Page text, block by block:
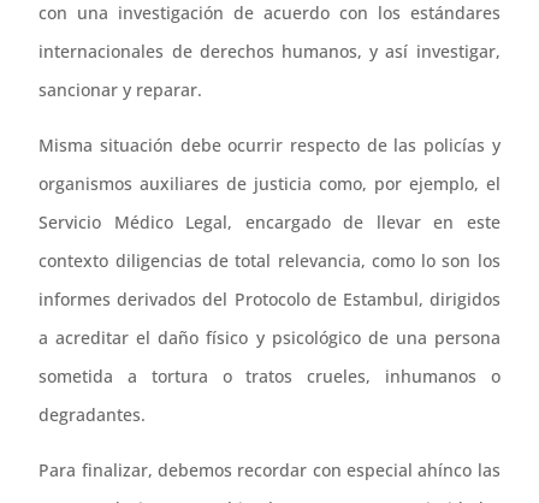
con una investigación de acuerdo con los estándares
internacionales de derechos humanos, y así investigar,
sancionar y reparar.
Misma situación debe ocurrir respecto de las policías y
organismos auxiliares de justicia como, por ejemplo, el
Servicio Médico Legal, encargado de llevar en este
contexto diligencias de total relevancia, como lo son los
informes derivados del Protocolo de Estambul, dirigidos
a acreditar el daño físico y psicológico de una persona
sometida a tortura o tratos crueles, inhumanos o
degradantes.
Para finalizar, debemos recordar con especial ahínco las